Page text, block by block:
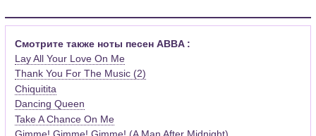
Смотрите также ноты песен ABBA :
Lay All Your Love On Me
Thank You For The Music (2)
Chiquitita
Dancing Queen
Take A Chance On Me